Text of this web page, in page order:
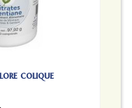
colique